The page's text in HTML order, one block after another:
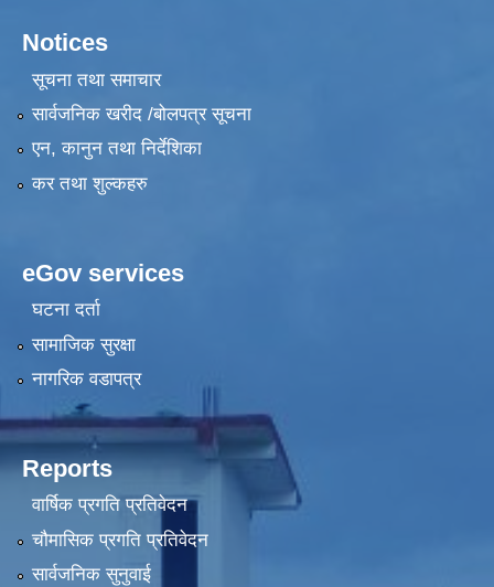
Notices
सूचना तथा समाचार
सार्वजनिक खरीद /बोलपत्र सूचना
एन, कानुन तथा निर्देशिका
कर तथा शुल्कहरु
eGov services
घटना दर्ता
सामाजिक सुरक्षा
नागरिक वडापत्र
Reports
वार्षिक प्रगति प्रतिवेदन
चौमासिक प्रगति प्रतिवेदन
सार्वजनिक सुनुवाई